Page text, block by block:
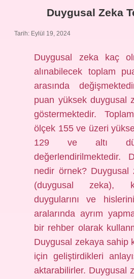
Duygusal Zeka
Tarih: Eylül 19, 2024
Duygusal zeka kaç
alınabilecek toplam
arasında
puan yüksek duygusal
göstermektedir.
ölçek 155 ve üzeri
129 ve altı
değerlendirilmektedir.
nedir örnek? Duygusal
(duygusal zeka),
duygularını ve
aralarında ayrım
bir rehber olarak
Duygusal zekaya sahip
için geliştirdikleri
aktarabilirler. Duygusal